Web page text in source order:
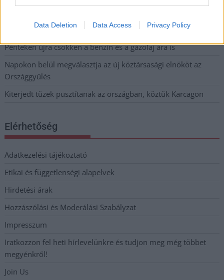
Data Deletion Data Access Privacy Policy
Csendélet 5.0: alig balesetveszélyes lépcső és remek
élhető város
Pénteken újra csökken a benzin és a gázolaj ára is
Napokon belül megválasztja az új köztársasági elnököt az
Országgyűlés
Kiterjedt tüzek pusztítanak az országban, köztük Karcagon
Elérhetőség
Adatkezelési tájékoztató
Etikai és függetlenségi alapelvek
Hirdetési árak
Hozzászólási és Moderálási Szabályzat
Impresszum
Iratkozzon fel heti hírlevelünkre és tudjon meg még többet
megyénkről!
Join Us